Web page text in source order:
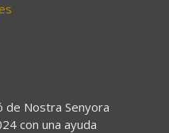
de Nostra Senyora
con una ayuda